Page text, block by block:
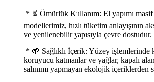
* ⏳ Ömürlük Kullanım: El yapımı
modellerimiz, hızlı tüketim anlayışının
ve yenilenebilir yapısıyla çevre dostudur.
* 🌱 Sağlıklı İçerik: Yüzey işlemlerinde
koruyucu katmanlar ve yağlar, kapalı
salınımı yapmayan ekolojik içeriklerden